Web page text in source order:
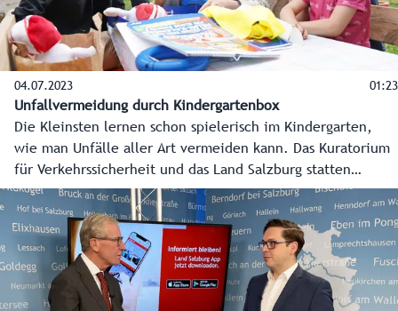
04.07.2023 01:23
Unfallvermeidung durch Kindergartenbox
Die Kleinsten lernen schon spielerisch im Kindergarten,
wie man Unfälle aller Art vermeiden kann. Das Kuratorium
für Verkehrssicherheit und das Land Salzburg statten
Kindergärten mit der eigens entwickelten Kindergartenbox
aus. Das ist eine wertvolle Unterstützung für
Pädagog:innen mit praxisorientierten Lehrmaterialien zur
Unfallvermeidung und einem Schwerpunkt auf
Schulwegsicherheit.